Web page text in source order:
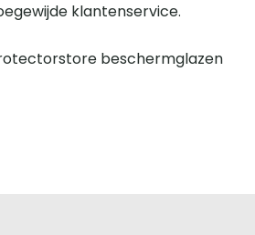
klantenservice.
beschermglazen